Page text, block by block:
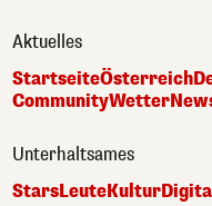
Aktuelles
StartseiteÖsterreich
CommunityWetter
Unterhaltsames
StarsLeuteKulturDigital